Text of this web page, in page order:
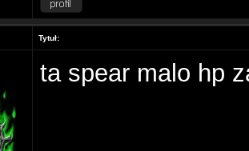
Tytuł:
ta spear malo hp